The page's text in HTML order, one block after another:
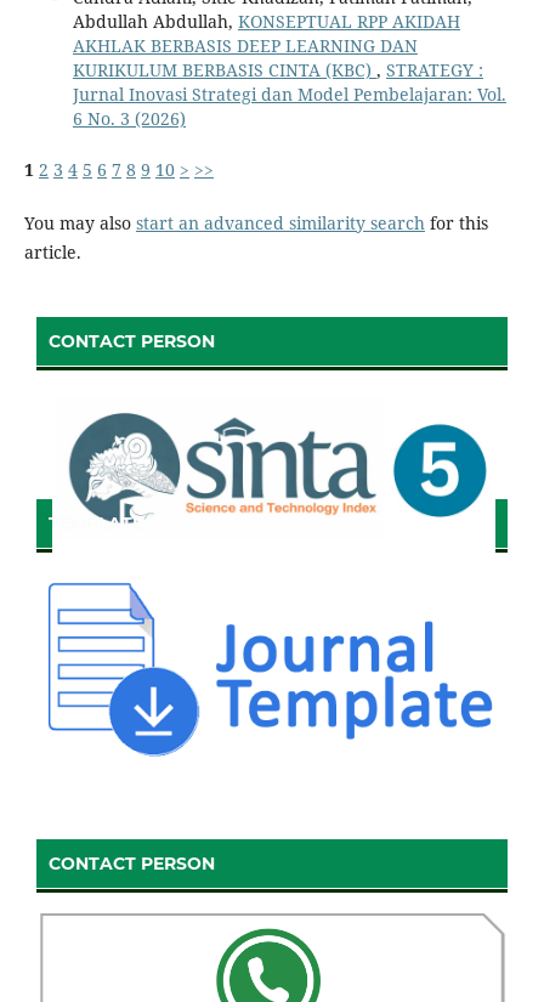
Abdullah Abdullah, KONSEPTUAL RPP AKIDAH
AKHLAK BERBASIS DEEP LEARNING DAN
KURIKULUM BERBASIS CINTA (KBC) , STRATEGY :
Jurnal Inovasi Strategi dan Model Pembelajaran: Vol.
6 No. 3 (2026)
1 2 3 4 5 6 7 8 9 10 > >>
You may also start an advanced similarity searchfor this
article.
CONTACT PERSON
TEMPLATE
CONTACT PERSON